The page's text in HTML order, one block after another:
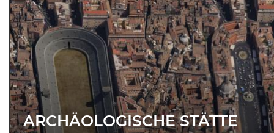
ARCHÄOLOGISCHE STÄTTE